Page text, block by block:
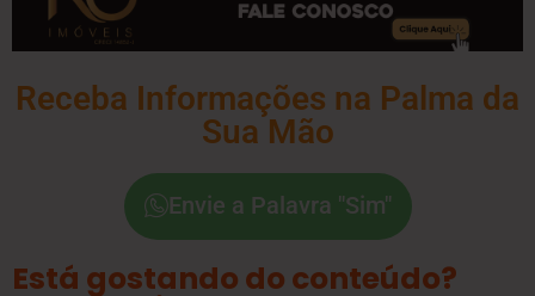
Receba Informações na Palma da
Sua Mão
Envie a Palavra "Sim"
Está gostando do conteúdo?